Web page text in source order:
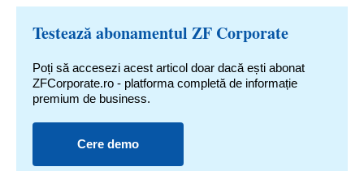
Testează abonamentul ZF Corporate
Poți să accesezi acest articol doar dacă ești abonat
ZFCorporate.ro - platforma completă de informație
premium de business.
Cere demo